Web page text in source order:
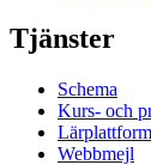
Tjänster
Schema
Kurs- och
Webbmejl